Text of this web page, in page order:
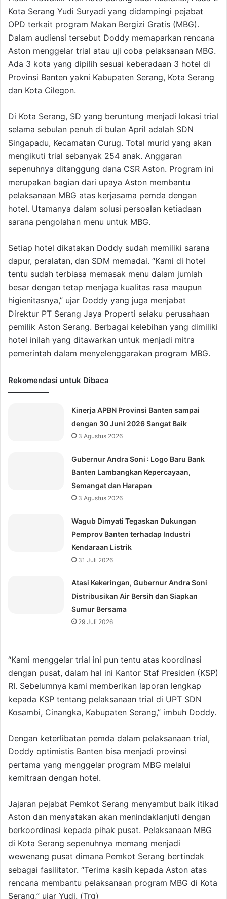
Kota Serang Yudi Suryadi yang didampingi pejabat
OPD terkait program Makan Bergizi Gratis (MBG).
Dalam audiensi tersebut Doddy memaparkan rencana
Aston menggelar trial atau uji coba pelaksanaan MBG.
Ada 3 kota yang dipilih sesuai keberadaan 3 hotel di
Provinsi Banten yakni Kabupaten Serang, Kota Serang
dan Kota Cilegon.
Di Kota Serang, SD yang beruntung menjadi lokasi trial
selama sebulan penuh di bulan April adalah SDN
Singapadu, Kecamatan Curug. Total murid yang akan
mengikuti trial sebanyak 254 anak. Anggaran
sepenuhnya ditanggung dana CSR Aston. Program ini
merupakan bagian dari upaya Aston membantu
pelaksanaan MBG atas kerjasama pemda dengan
hotel. Utamanya dalam solusi persoalan ketiadaan
sarana pengolahan menu untuk MBG.
Setiap hotel dikatakan Doddy sudah memiliki sarana
dapur, peralatan, dan SDM memadai. “Kami di hotel
tentu sudah terbiasa memasak menu dalam jumlah
besar dengan tetap menjaga kualitas rasa maupun
higienitasnya,” ujar Doddy yang juga menjabat
Direktur PT Serang Jaya Properti selaku perusahaan
pemilik Aston Serang. Berbagai kelebihan yang dimiliki
hotel inilah yang ditawarkan untuk menjadi mitra
pemerintah dalam menyelenggarakan program MBG.
Rekomendasi untuk Dibaca
Kinerja APBN Provinsi Banten sampai
dengan 30 Juni 2026 Sangat Baik
3 Agustus 2026
Gubernur Andra Soni : Logo Baru Bank
Banten Lambangkan Kepercayaan,
Semangat dan Harapan
3 Agustus 2026
Wagub Dimyati Tegaskan Dukungan
Pemprov Banten terhadap Industri
Kendaraan Listrik
31 Juli 2026
Atasi Kekeringan, Gubernur Andra Soni
Distribusikan Air Bersih dan Siapkan
Sumur Bersama
29 Juli 2026
“Kami menggelar trial ini pun tentu atas koordinasi
dengan pusat, dalam hal ini Kantor Staf Presiden (KSP)
RI. Sebelumnya kami memberikan laporan lengkap
kepada KSP tentang pelaksanaan trial di UPT SDN
Kosambi, Cinangka, Kabupaten Serang,” imbuh Doddy.
Dengan keterlibatan pemda dalam pelaksanaan trial,
Doddy optimistis Banten bisa menjadi provinsi
pertama yang menggelar program MBG melalui
kemitraan dengan hotel.
Jajaran pejabat Pemkot Serang menyambut baik itikad
Aston dan menyatakan akan menindaklanjuti dengan
berkoordinasi kepada pihak pusat. Pelaksanaan MBG
di Kota Serang sepenuhnya memang menjadi
wewenang pusat dimana Pemkot Serang bertindak
sebagai fasilitator. “Terima kasih kepada Aston atas
rencana membantu pelaksanaan program MBG di Kota
Serang,” ujar Yudi. (Trg)